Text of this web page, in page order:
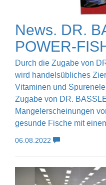
News. DR.
POWER-
Durch die Zugabe von
wird handelsübliches
Vitaminen und
Zugabe von DR.
Mangelerscheinungen
gesunde Fische mit
06.08.2022